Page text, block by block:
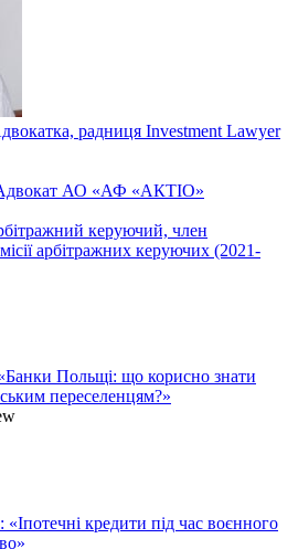
радниця Investment Lawyer
АО «АФ «АКТІО»
керуючий, член
арбітражних керуючих (2021-
Польщі: що корисно знати
переселенцям?»
кредити під час воєнного